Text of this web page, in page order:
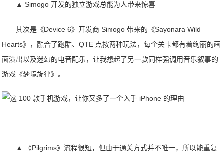
▲ Simogo 开发的独立游戏总能为人带来惊喜
其次是《Device 6》开发商 Simogo 带来的《Sayonara Wild
Hearts》，融合了跑酷、QTE 点按两种玩法，每个关卡都有着绚丽的画
面演出以及迷幻的电音配乐，让我想起了另一款同样强调用音乐叙事的
游戏《梦境旋律》。
▲ 《Pilgrims》流程很短，但由于通关方式并不唯一，所以能重复